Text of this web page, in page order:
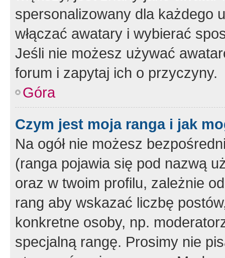
spersonalizowany dla każdego
włączać awatary i wybierać
Jeśli nie możesz używać
forum i zapytaj ich o przyczyny.
Góra
Czym jest moja ranga i jak
Na ogół nie możesz
(ranga pojawia się pod nazwą
oraz w twoim profilu, zależnie
rang aby wskazać liczbę
konkretne osoby, np.
specjalną rangę. Prosimy nie